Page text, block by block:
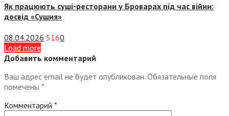
Як працюють суші-ресторани у Броварах під час війни:
досвід «Сушия»
08.04.2026 5160
Load more
Добавить комментарий
Ваш адрес email не будет опубликован. Обязательные поля
помечены *
Комментарий *